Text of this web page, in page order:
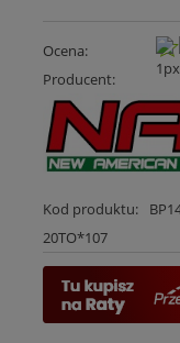
Ocena:
Producent:
Kod produktu:
20TO*107